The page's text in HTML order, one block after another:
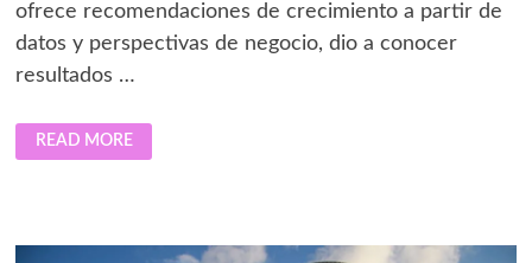
ofrece recomendaciones de crecimiento a partir de
datos y perspectivas de negocio, dio a conocer
resultados …
HOT
SALE
ARGENTINA
ESPACIO
READ MORE